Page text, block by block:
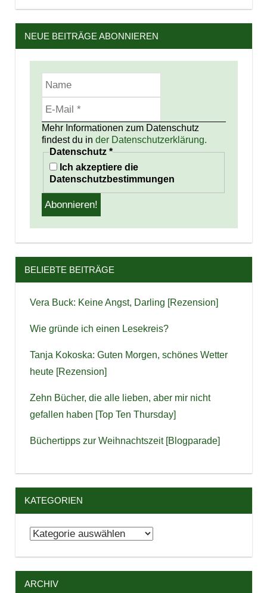
NEUE BEITRÄGE ABONNIEREN
Mehr Informationen zum Datenschutz
findest du in der Datenschutzerklärung.
Datenschutz *
Ich akzeptiere die
Datenschutzbestimmungen
BELIEBTE BEITRÄGE
Vera Buck: Keine Angst, Darling [Rezension]
Wie gründe ich einen Lesekreis?
Tanja Kokoska: Guten Morgen, schönes Wetter
heute [Rezension]
Zehn Bücher, die alle lieben, aber mir nicht
gefallen haben [Top Ten Thursday]
Büchertipps zur Weihnachtszeit [Blogparade]
KATEGORIEN
Kategorien
ARCHIV